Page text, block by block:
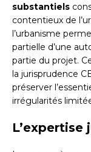
substantiels
contentieux de
l’urbanisme
partielle d’une
partie du projet.
la jurisprudence
préserver
irrégularités
L’expertise